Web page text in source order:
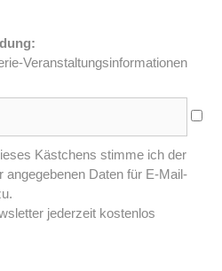
Veranstaltungsinformationen
Kästchens stimme ich der
angegebenen Daten für E-Mail-
jederzeit kostenlos